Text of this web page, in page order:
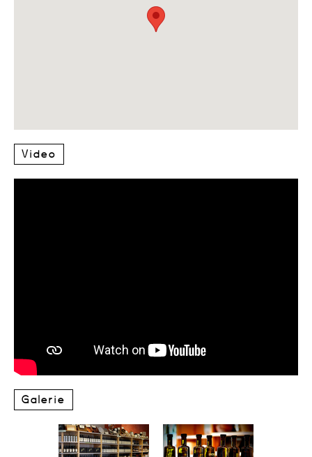
Video
Galerie